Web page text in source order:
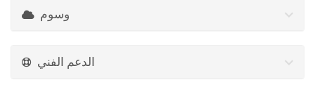
وسوم
الدعم الفني